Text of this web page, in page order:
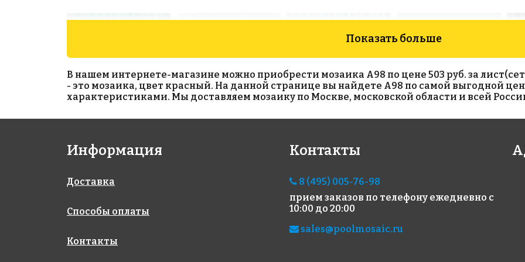
Rose GA 67(1)
327x327
Rose GA 112
327x327
Показать больше
В нашем интернете-магазине можно приобрести мозаика A98 по цене 503 руб. за
- это мозаика, цвет красный. На данной странице вы найдете A98 по самой выгодной
характеристиками. Мы доставляем мозаику по Москве, московской области и всей
Информация
Доставка
Способы оплаты
Контакты
Контакты
8 (495) 005-76-98
прием заказов по телефону ежедневно с
10:00 до 20:00
sales@poolmosaic.ru